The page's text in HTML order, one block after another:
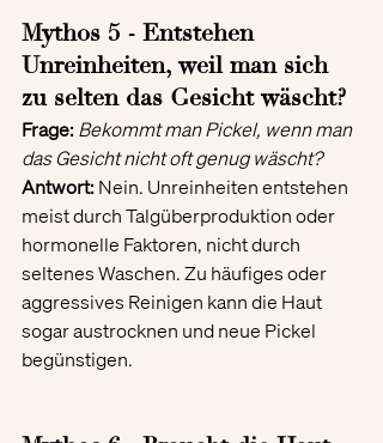
Mythos 5 - Entstehen
Unreinheiten, weil man sich
zu selten das Gesicht wäscht?
Frage:Bekommt man Pickel, wenn man
das Gesicht nicht oft genug wäscht?
Antwort: Nein. Unreinheiten entstehen
meist durch Talgüberproduktion oder
hormonelle Faktoren, nicht durch
seltenes Waschen. Zu häufiges oder
aggressives Reinigen kann die Haut
sogar austrocknen und neue Pickel
begünstigen.